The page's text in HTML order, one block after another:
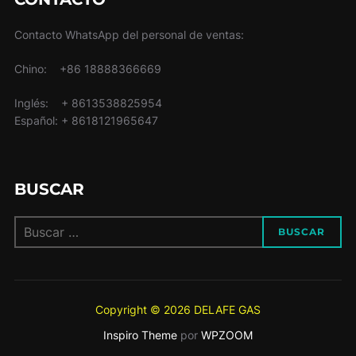
Contacto WhatsApp del personal de ventas:
Chino: +86 18888366669
Inglés: + 8613538825954
Español: + 8618121965647
BUSCAR
BUSCAR
Copyright © 2026 DELAFE GAS
Inspiro Theme por WPZOOM